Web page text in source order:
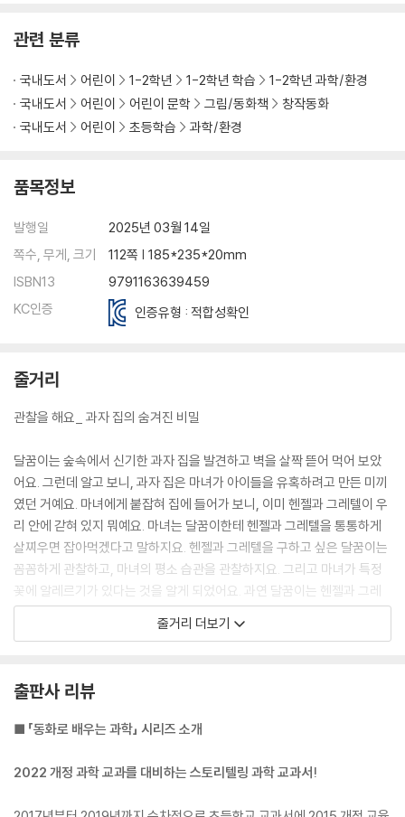
관련 분류
국내도서 어린이 1-2학년 1-2학년 학습
1-2학년 과학/환경
국내도서
어린이 어린이 문학 그림/동화책
창작동화
국내도서
어린이 초등학습 과학/환경
품목정보
발행일
2025년 03월 14일
쪽수, 무게, 크기
112쪽 | 185*235*20mm
ISBN13
9791163639459
KC인증
인증유형 : 적합성확인
줄거리
관찰을 해요_ 과자 집의 숨겨진 비밀
달꿈이는 숲속에서 신기한 과자 집을 발견하고 벽을 살짝 뜯어 먹어 보았
어요. 그런데 알고 보니, 과자 집은 마녀가 아이들을 유혹하려고 만든 미끼
였던 거예요. 마녀에게 붙잡혀 집에 들어가 보니, 이미 헨젤과 그레텔이 우
리 안에 갇혀 있지 뭐예요. 마녀는 달꿈이한테 헨젤과 그레텔을 통통하게
살찌우면 잡아먹겠다고 말하지요. 헨젤과 그레텔을 구하고 싶은 달꿈이는
꼼꼼하게 관찰하고, 마녀의 평소 습관을 관찰하지요. 그리고 마녀가 특정
꽃에 알레르기가 있다는 것을 알게 되었어요. 과연 달꿈이는 헨젤과 그레
텔을 구할 수 있을까요?
꿀벌이 된 달꿈이는 일벌 마야와 함께 맛있는 꿀을 찾아 벌집 밖으로 나왔
어요. 마야는 노란색을 좋아한다며, 아무 노란색 꽃에 얼굴을 파묻고 달콤
고 마야는 쓰러지고 말았어요. 해독제를 찾아 황금 나비 동굴로 간 달꿈이
를 구할 수 있었어요. 이제 마야도 제대된 된 분류 기준을 익혀서 자신에게
줄거리 더보기
출판사 리뷰
■ 「동화로 배우는 과학」 시리즈 소개
2022 개정 과학 교과를 대비하는 스토리텔링 과학 교과서!